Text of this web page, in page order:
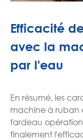
Efficacité
avec la
par l'eau
En résumé, les
machine à ruban
fardeau
finalement